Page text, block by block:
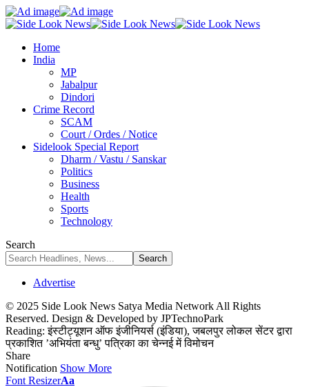
Home
India
MP
Jabalpur
Dindori
Crime Record
SCAM
Court / Ordes / Notice
Sidelook Special Report
Dharm / Vastu / Sanskar
Politics
Business
Health
Sports
Technology
Search
Advertise
© 2025 Side Look News Satya Media Network All Rights
Reserved. Design & Developed by JPTechnoPark
Reading: इंस्टीट्यूशन ऑफ इंजीनियर्स (इंडिया), जबलपुर लोकल सेंटर द्वारा
प्रकाशित ’अभियंता बन्धु’ पत्रिका का चेन्नई में विमोचन
Share
Notification Show More
Font ResizerAa